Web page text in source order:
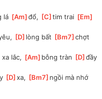
lá [Am ]
đổ, [C ]tim trai [Em
[D ]lòng bất [Bm7 ]
chợt
xa lắc, [Am ]bỗng tràn [D ]
đầy
[D ]
xa, [Bm7 ]ngồi mà nhớ